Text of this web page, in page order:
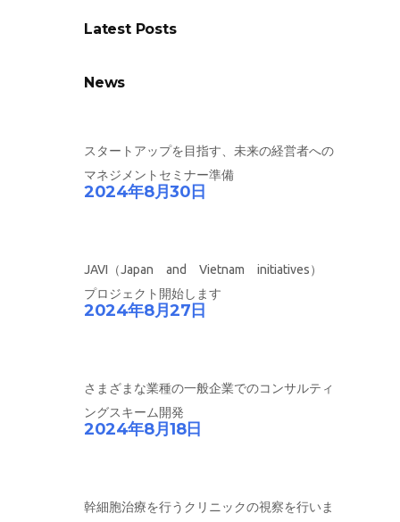
Latest Posts
News
スタートアップを目指す、未来の経営者への
マネジメントセミナー準備
2024年8月30日
JAVI（Japan and Vietnam initiatives）
プロジェクト開始します
2024年8月27日
さまざまな業種の一般企業でのコンサルティ
ングスキーム開発
2024年8月18日
幹細胞治療を行うクリニックの視察を行いま